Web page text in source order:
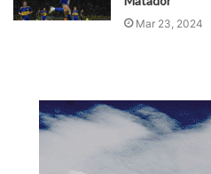
Mar 23, 2024